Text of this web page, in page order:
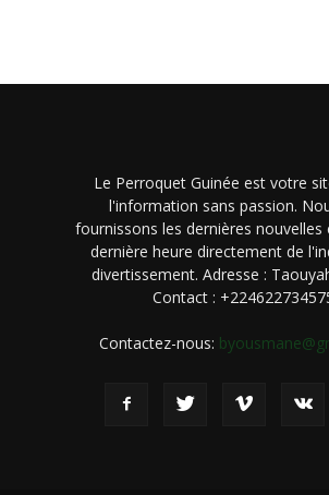
Le Perroquet Guinée est votre
l'information sans passion.
fournissons les dernières nouvelles
dernière heure directement de
divertissement. Adresse :
Contact :
Contactez-nous: